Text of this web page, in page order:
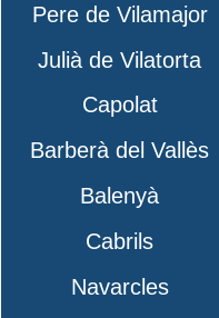
Pere de Vilamajor
Julià de Vilatorta
Capolat
Barberà del Vallès
Balenyà
Cabrils
Navarcles